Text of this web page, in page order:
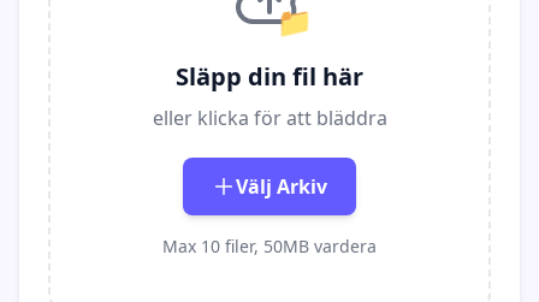
📁
Släpp din fil här
eller klicka för att bläddra
Välj Arkiv
Max 10 filer, 50MB vardera